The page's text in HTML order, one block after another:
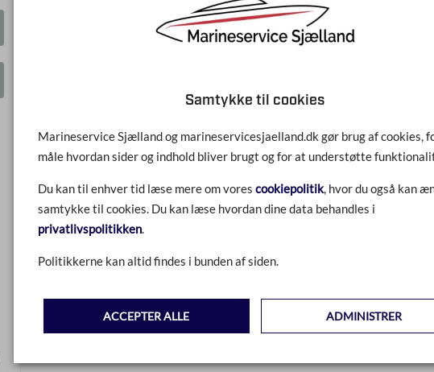
Samtykke til cookies
Marineservice Sjælland og marineservicesjaelland.dk gør brug af cookies,
måle hvordan sider og indhold bliver brugt og for at understøtte
Du kan til enhver tid læse mere om vores cookiepolitik, hvor du også kan
samtykke til cookies. Du kan læse hvordan dine data behandles i
privatlivspolitikken.
Politikkerne kan altid findes i bunden af siden.
ACCEPTER ALLE ADMINISTRER